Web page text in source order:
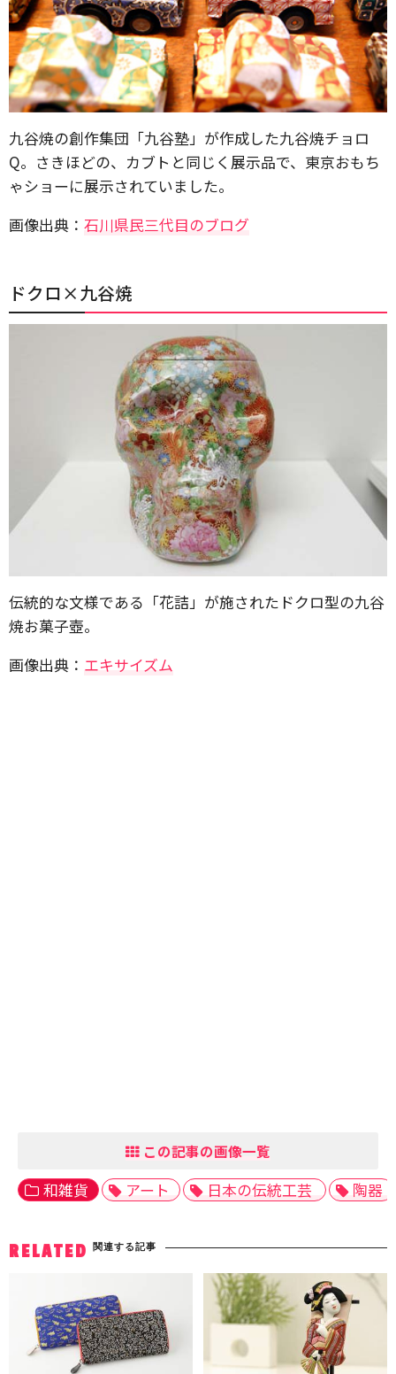
九谷焼の創作集団「九谷塾」が作成した九谷焼チョロ
Q。さきほどの、カブトと同じく展示品で、東京おもち
ゃショーに展示されていました。
画像出典： 石川県民三代目のブログ
ドクロ×九谷焼
伝統的な文様である「花詰」が施されたドクロ型の九谷
焼お菓子壺。
画像出典： エキサイズム
この記事の画像一覧
和雑貨 アート 日本の伝統工芸 陶器
RELATED 関連する記事